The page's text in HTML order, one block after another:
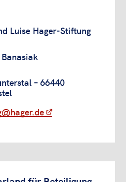
Luise Hager-Stiftung
– 66440